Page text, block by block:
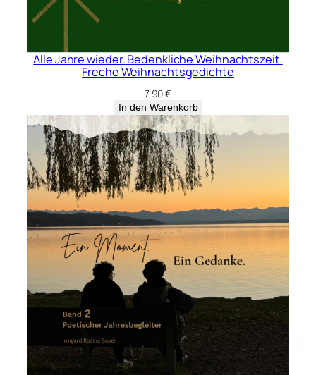
Alle Jahre wieder. Bedenkliche Weihnachtszeit.
Freche Weihnachtsgedichte
7,90€
In den Warenkorb